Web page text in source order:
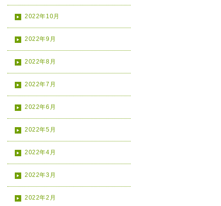
2022年10月
2022年9月
2022年8月
2022年7月
2022年6月
2022年5月
2022年4月
2022年3月
2022年2月